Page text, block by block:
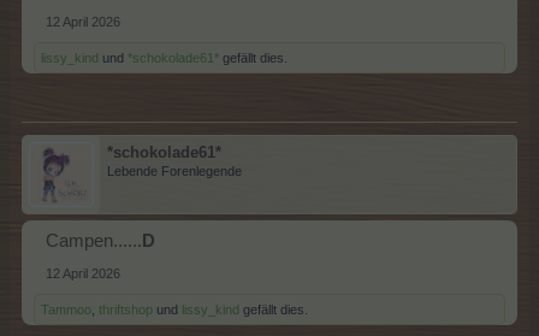
12 April 2026
lissy_kind und *schokolade61* gefällt dies.
*schokolade61*
Lebende Forenlegende
Campen...... D
12 April 2026
Tammoo thriftshop und lissy_kind gefällt dies.